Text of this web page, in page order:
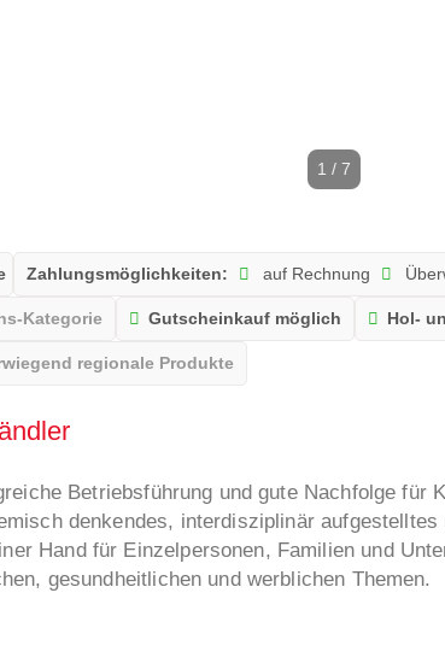
1 / 7
Zahlungsmöglichkeiten: auf Rechnung
Kategorie Gutscheinkauf möglich Hol-
regionale Produkte
Betriebsführung und gute Nachfolge für
denkendes, interdisziplinär aufgestelltes
Hand für Einzelpersonen, Familien und
gesundheitlichen und werblichen Themen.